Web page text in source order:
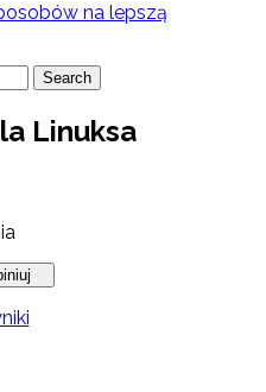
na lepszą
Search
Linuksa